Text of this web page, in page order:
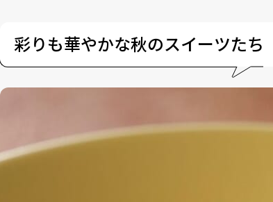
彩りも華やかな秋のスイーツたち